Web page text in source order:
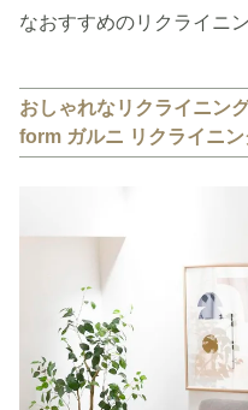
なおすすめのリクライニ
おしゃれなリクライニン
form ガルニ リクライニン